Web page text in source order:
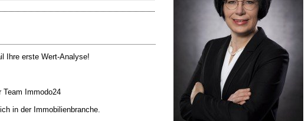
Ihre erste Wert-Analyse!
Team Immodo24
in der Immobilienbranche.